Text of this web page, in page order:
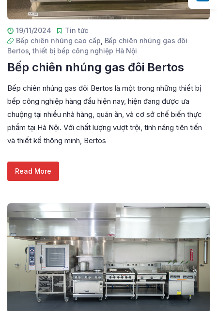
19/11/2024
Tin tức
Bếp chiên nhúng cao cấp Bếp chiên nhúng gas đôi
Bertos ,thiết bị bếp công nghiệp Hà Nội
Bếp chiên nhúng gas đôi Bertos
Bếp chiên nhúng gas đôi Bertos là một trong những thiết bị
bếp công nghiệp hàng đầu hiện nay, hiện đang được ưa
chuộng tại nhiều nhà hàng, quán ăn, và cơ sở chế biến thực
phẩm tại Hà Nội. Với chất lượng vượt trội, tính năng tiên tiến
và thiết kế thông minh, Bertos
Read More